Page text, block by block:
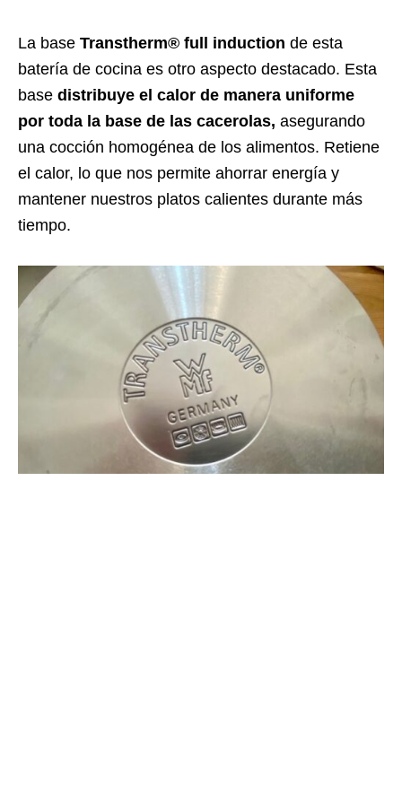
La base Transtherm® full induction de esta
batería de cocina es otro aspecto destacado. Esta
base distribuye el calor de manera uniforme
por toda la base de las cacerolas, asegurando
una cocción homogénea de los alimentos. Retiene
el calor, lo que nos permite ahorrar energía y
mantener nuestros platos calientes durante más
tiempo.